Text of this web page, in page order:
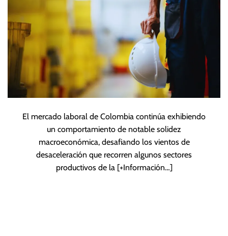
El mercado laboral de Colombia continúa exhibiendo
un comportamiento de notable solidez
macroeconómica, desafiando los vientos de
desaceleración que recorren algunos sectores
productivos de la [+Información…]